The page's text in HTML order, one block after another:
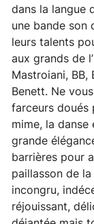
dans la langue
une bande son
leurs talents
aux grands de
Mastroiani,
Benett. Ne
farceurs doués
mime, la
grande
barrières pour
paillasson de
incongru,
réjouissant,